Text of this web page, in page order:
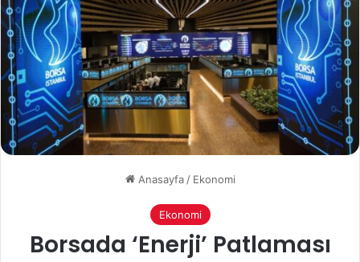
Anasayfa / Ekonomi
Ekonomi
Borsada ‘Enerji’ Patlaması